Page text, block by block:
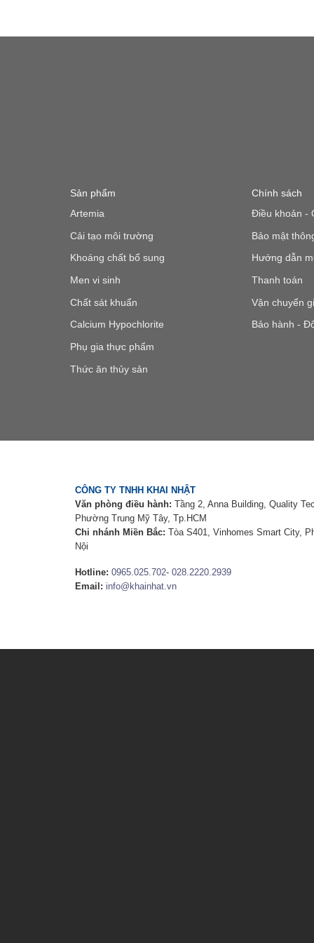
Sản phẩm
Artemia
Cải tạo môi trường
Khoáng chất bổ sung
Men vi sinh
Chất sát khuẩn
Calcium Hypochlorite
Phụ gia thực phẩm
Thức ăn thủy sản
Chính sách
Điều khoản -
Bảo mật
Hướng dẫn
Thanh toán
Vận chuyển
Bảo hành -
CÔNG TY TNHH KHAI NHẬT
Văn phòng điều hành: Tầng 2, Anna Building, Quality
Phường Trung Mỹ Tây, Tp.HCM
Chi nhánh Miền Bắc: Tòa S401, Vinhomes Smart City,
Nội
Hotline: 0965.025.702- 028.2220.2939
Email: info@khainhat.vn